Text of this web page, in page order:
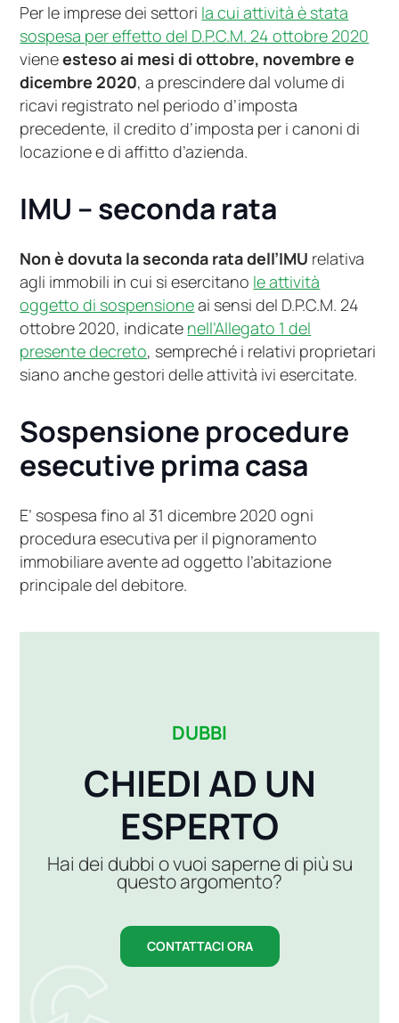
Per le imprese dei settori la cui attività è stata
sospesa per effetto del D.P.C.M. 24 ottobre 2020
vieneesteso ai mesi di ottobre, novembre e
dicembre 2020, a prescindere dal volume di
ricavi registrato nel periodo d’imposta
precedente, il credito d’imposta per i canoni di
locazione e di affitto d’azienda.
IMU – seconda rata
Non è dovuta la seconda rata dell’IMU relativa
agli immobili in cui si esercitano le attività
oggetto di sospensioneai sensi del D.P.C.M. 24
ottobre 2020, indicate nell’Allegato 1 del
presente decreto, sempreché i relativi proprietari
siano anche gestori delle attività ivi esercitate.
Sospensione procedure
esecutive prima casa
E’ sospesa fino al 31 dicembre 2020 ogni
procedura esecutiva per il pignoramento
immobiliare avente ad oggetto l’abitazione
principale del debitore.
DUBBI
CHIEDI AD UN
ESPERTO
Hai dei dubbi o vuoi saperne di più su
questo argomento?
CONTATTACI ORA